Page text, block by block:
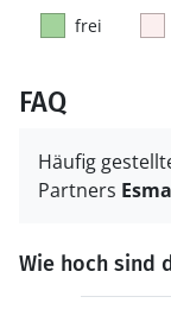
frei
FAQ
Häufig
Partners
Wie hoch sind